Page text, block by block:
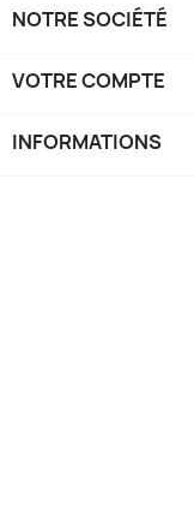
NOTRE SOCIÉTÉ
VOTRE COMPTE
INFORMATIONS